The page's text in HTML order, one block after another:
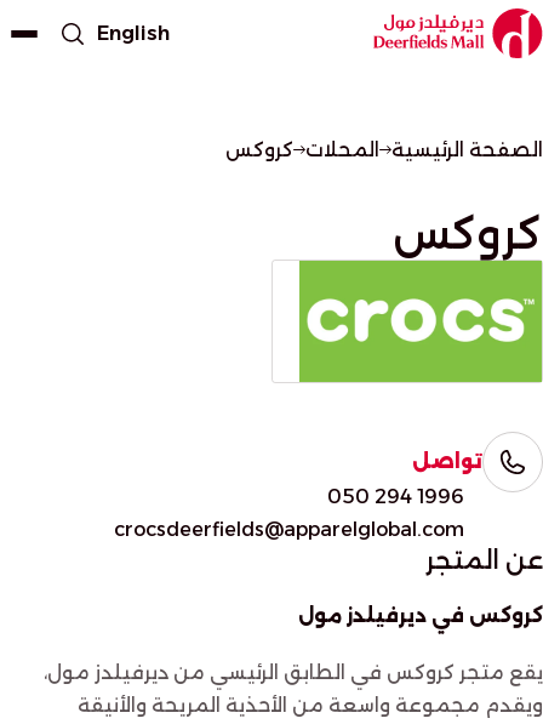
English
الصفحة الرئيسية المحلات كروكس
كروكس
تواصل
050 294 1996
crocsdeerfields@apparelglobal.com
عن المتجر
كروكس في ديرفيلدز مول
يقع متجر كروكس في الطابق الرئيسي من ديرفيلدز مول،
ويقدم مجموعة واسعة من الأحذية المريحة والأنيقة